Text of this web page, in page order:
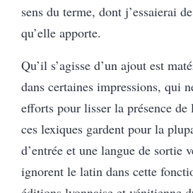
sens du terme, dont j’essaierai
qu’elle apporte.
Qu’il s’agisse d’un ajout est
dans certaines impressions, qui
efforts pour lisser la présence
ces lexiques gardent pour la
d’entrée et une langue de sortie
ignorent le latin dans cette